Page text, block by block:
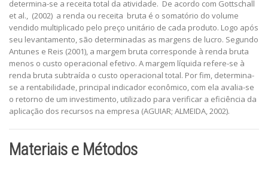
determina-se a receita total da atividade. De acordo com Gottschall
et al., (2002) a renda ou receita bruta é o somatório do volume
vendido multiplicado pelo preço unitário de cada produto. Logo após
seu levantamento, são determinadas as margens de lucro. Segundo
Antunes e Reis (2001), a margem bruta corresponde à renda bruta
menos o custo operacional efetivo. A margem líquida refere-se à
renda bruta subtraída o custo operacional total. Por fim, determina-
se a rentabilidade, principal indicador econômico, com ela avalia-se
o retorno de um investimento, utilizado para verificar a eficiência da
aplicação dos recursos na empresa (AGUIAR; ALMEIDA, 2002).
Materiais e Métodos